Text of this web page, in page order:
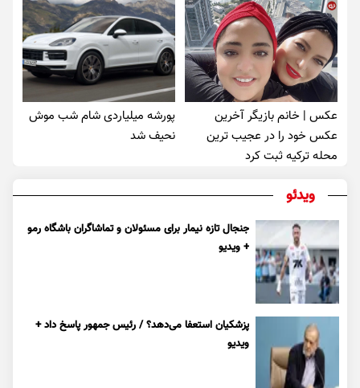
عکس | خانم بازیگر آخرین
عکس خود را در عجیب ترین
محله ترکیه ثبت کرد
پورشه میلیاردی شام شب موش‌
نحیف شد
ویدئو
جنجال تازه نیمار برای مسئولان و تماشاگران باشگاه رمو
+ ویدیو
پزشکیان استعفا می‌دهد؟ / رئیس جمهور پاسخ داد +
ویدیو